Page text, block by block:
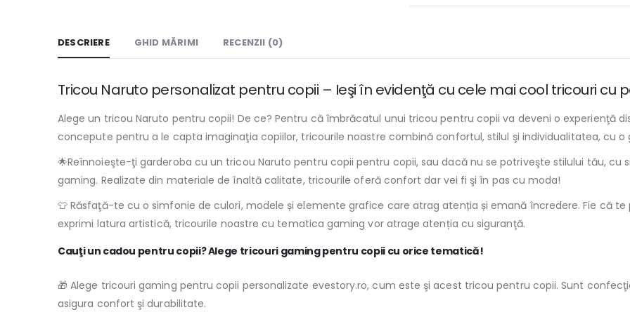
DESCRIERE GHID MĂRIMI RECENZII (0)
Tricou Naruto personalizat pentru copii – Ieşi în evidenţă cu cele mai cool tricouri cu
Alege un tricou Naruto pentru copii! De ce? Pentru că îmbrăcatul unui tricou pentru copii va deveni o experienţă
concepute pentru a le capta imaginaţia copiilor, tricourile noastre combină confortul, stilul şi individualitatea, cu
🌟Reînnoieşte-ţi garderoba cu un tricou Naruto pentru copii pentru copii, sau dacă nu se potriveşte stilului tău,
gaming. Realizate din materiale de înaltă calitate, tricourile oferă confort dar vei fi şi în pas cu moda!
👕 Răsfaţă-te cu o simfonie de culori, modele și elemente grafice care atrag atenția și emană încredere. Fie că te
exprimi latura artistică, tricourile noastre cu tematica gaming vor atrage atenția cu siguranţă.
Cauţi un cadou pentru copii? Alege tricouri gaming pentru copii cu orice tematică!
🎁 Alege tricouri gaming pentru copii personalizate evestory.ro, cum este şi acest tricou pentru copii. Sunt
asigura confort şi durabilitate.